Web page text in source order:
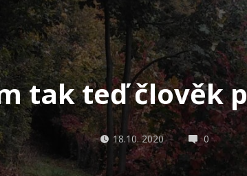
tak teď člověk
18.10. 2020 0